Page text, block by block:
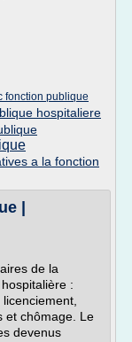
fonction publique
hospitaliere
a la fonction
|
de la
:
et chômage. Le
devenus